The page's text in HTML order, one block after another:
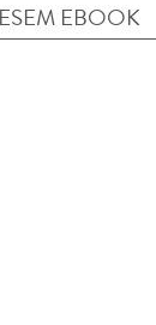
EBOOK